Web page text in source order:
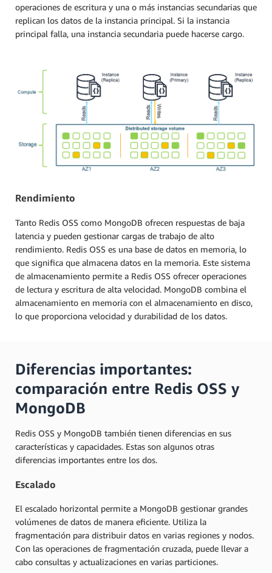
operaciones de escritura y una o más instancias secundarias que
replican los datos de la instancia principal. Si la instancia
principal falla, una instancia secundaria puede hacerse cargo.
Rendimiento
Tanto Redis OSS como MongoDB ofrecen respuestas de baja
latencia y pueden gestionar cargas de trabajo de alto
rendimiento. Redis OSS es una base de datos en memoria, lo
que significa que almacena datos en la memoria. Este sistema
de almacenamiento permite a Redis OSS ofrecer operaciones
de lectura y escritura de alta velocidad. MongoDB combina el
almacenamiento en memoria con el almacenamiento en disco,
lo que proporciona velocidad y durabilidad de los datos.
Diferencias importantes:
comparación entre Redis OSS y
MongoDB
Redis OSS y MongoDB también tienen diferencias en sus
características y capacidades. Estas son algunos otras
diferencias importantes entre los dos.
Escalado
El escalado horizontal permite a MongoDB gestionar grandes
volúmenes de datos de manera eficiente. Utiliza la
fragmentación para distribuir datos en varias regiones y nodos.
Con las operaciones de fragmentación cruzada, puede llevar a
cabo consultas y actualizaciones en varias particiones.